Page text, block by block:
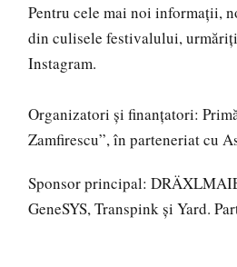
Pentru cele mai noi informații,
din culisele festivalului,
Instagram.
Organizatori și finanțatori:
Zamfirescu”, în parteneriat cu
Sponsor principal:
GeneSYS, Transpink și Yard.